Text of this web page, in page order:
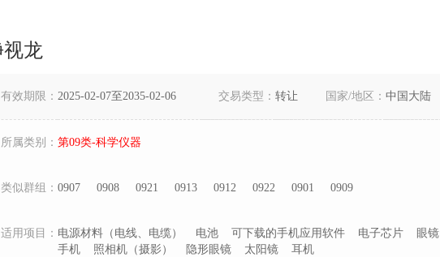
视龙
有效期限： 2025-02-07至2035-02-06 交易类型： 转让 国家/地区： 中国大陆
所属类别： 第09类-科学仪器
类似群组： 0907 0908 0921 0913 0912 0922 0901 0909
适用项目： 电源材料（电线、电缆） 电池 可下载的手机应用软件 电子芯片 眼镜
手机
照相机（摄影） 隐形眼镜 太阳镜 耳机